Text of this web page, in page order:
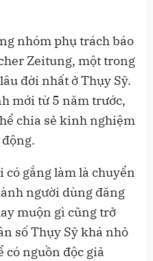
nhóm phụ trách báo
Zeitung, một trong
đời nhất ở Thụy Sỹ.
mới từ 5 năm trước,
chia sẻ kinh nghiệm
gắng làm là chuyển
người dùng đăng
muộn gì cũng trở
số Thụy Sỹ khá nhỏ
có nguồn độc giả